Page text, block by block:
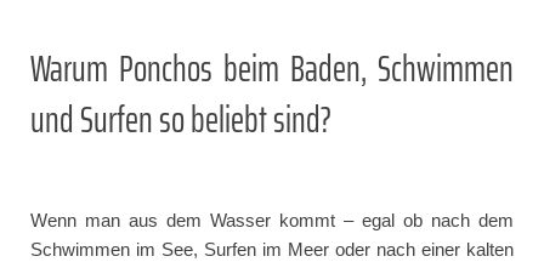
Warum Ponchos beim Baden, Schwimmen
und Surfen so beliebt sind?
Wenn man aus dem Wasser kommt – egal ob nach dem
Schwimmen im See, Surfen im Meer oder nach einer kalten